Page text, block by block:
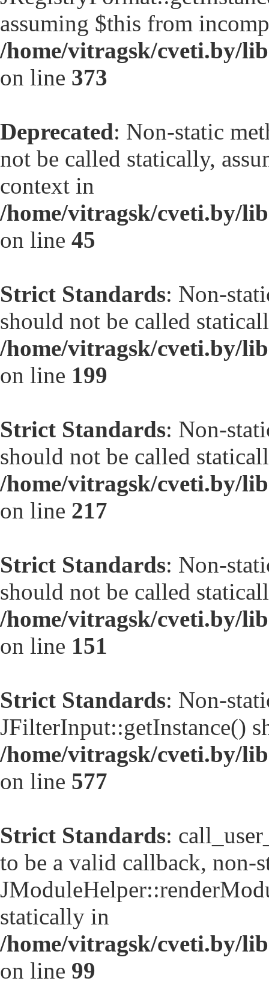
assuming $this from
/home/vitragsk/cveti.by/
on line 373
Deprecated: Non-static
not be called statically,
context in
/home/vitragsk/cveti.by/
on line 45
Strict Standards: Non-
should not be called
/home/vitragsk/cveti.by/
on line 199
Strict Standards: Non-
should not be called
/home/vitragsk/cveti.by/
on line 217
Strict Standards: Non-
should not be called
/home/vitragsk/cveti.by/
on line 151
Strict Standards: Non-
JFilterInput::getInstance()
/home/vitragsk/cveti.by/
on line 577
Strict Standards:
to be a valid callback, non-
statically in
/home/vitragsk/cveti.by/
on line 99